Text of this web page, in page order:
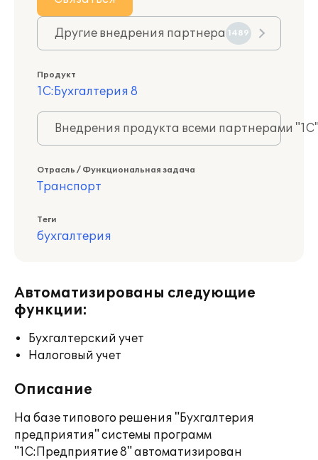
Другие внедрения партнера 1489
Продукт
1С:Бухгалтерия 8
Внедрения продукта всеми партнерами
Отрасль / Функциональная задача
Транспорт
Теги
бухгалтерия
Автоматизированы следующие
функции:
Бухгалтерский учет
Налоговый учет
Описание
На базе типового решения "Бухгалтерия
предприятия" системы программ
"1С:Предприятие 8" автоматизирован